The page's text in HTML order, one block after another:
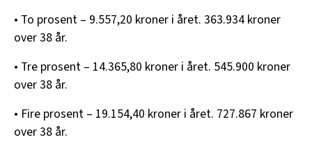
• To prosent – 9.557,20 kroner i året. 363.934 kroner
over 38 år.
• Tre prosent – 14.365,80 kroner i året. 545.900 kroner
over 38 år.
• Fire prosent – 19.154,40 kroner i året. 727.867 kroner
over 38 år.